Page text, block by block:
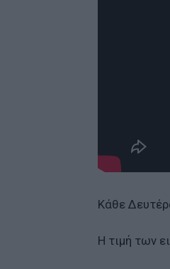
Κάθε
Η τιμή των